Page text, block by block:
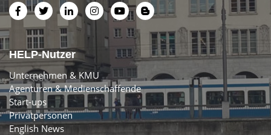
HELP-Nutzer
Unternehmen & KMU
Agenturen & Medienschaffende
Start-ups
Privatpersonen
English News